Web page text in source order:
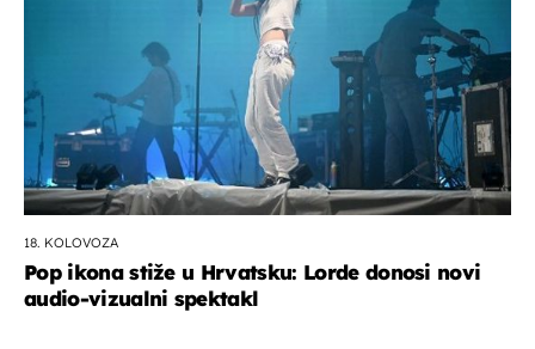
18. KOLOVOZA
Pop ikona stiže u Hrvatsku: Lorde donosi novi
audio-vizualni spektakl